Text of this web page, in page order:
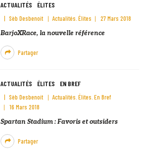
ACTUALITÉS ÉLITES
Sèb Desbenoit Actualités Élites
27 Mars 2018
BarjoXRace, la nouvelle référence
Partager
ACTUALITÉS ÉLITES EN BREF
Sèb Desbenoit Actualités Élites En Bref
16 Mars 2018
Spartan Stadium : Favoris et outsiders
Partager